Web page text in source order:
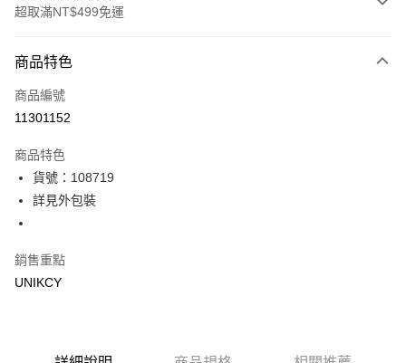
超取滿NT$499免運
icash Pay
信用卡一次付款
LINE Pay
Apple Pay
商品特色
商品編號
11301152
商品特色
貨號：108719
詳見外包裝
銷售重點
UNIKCY